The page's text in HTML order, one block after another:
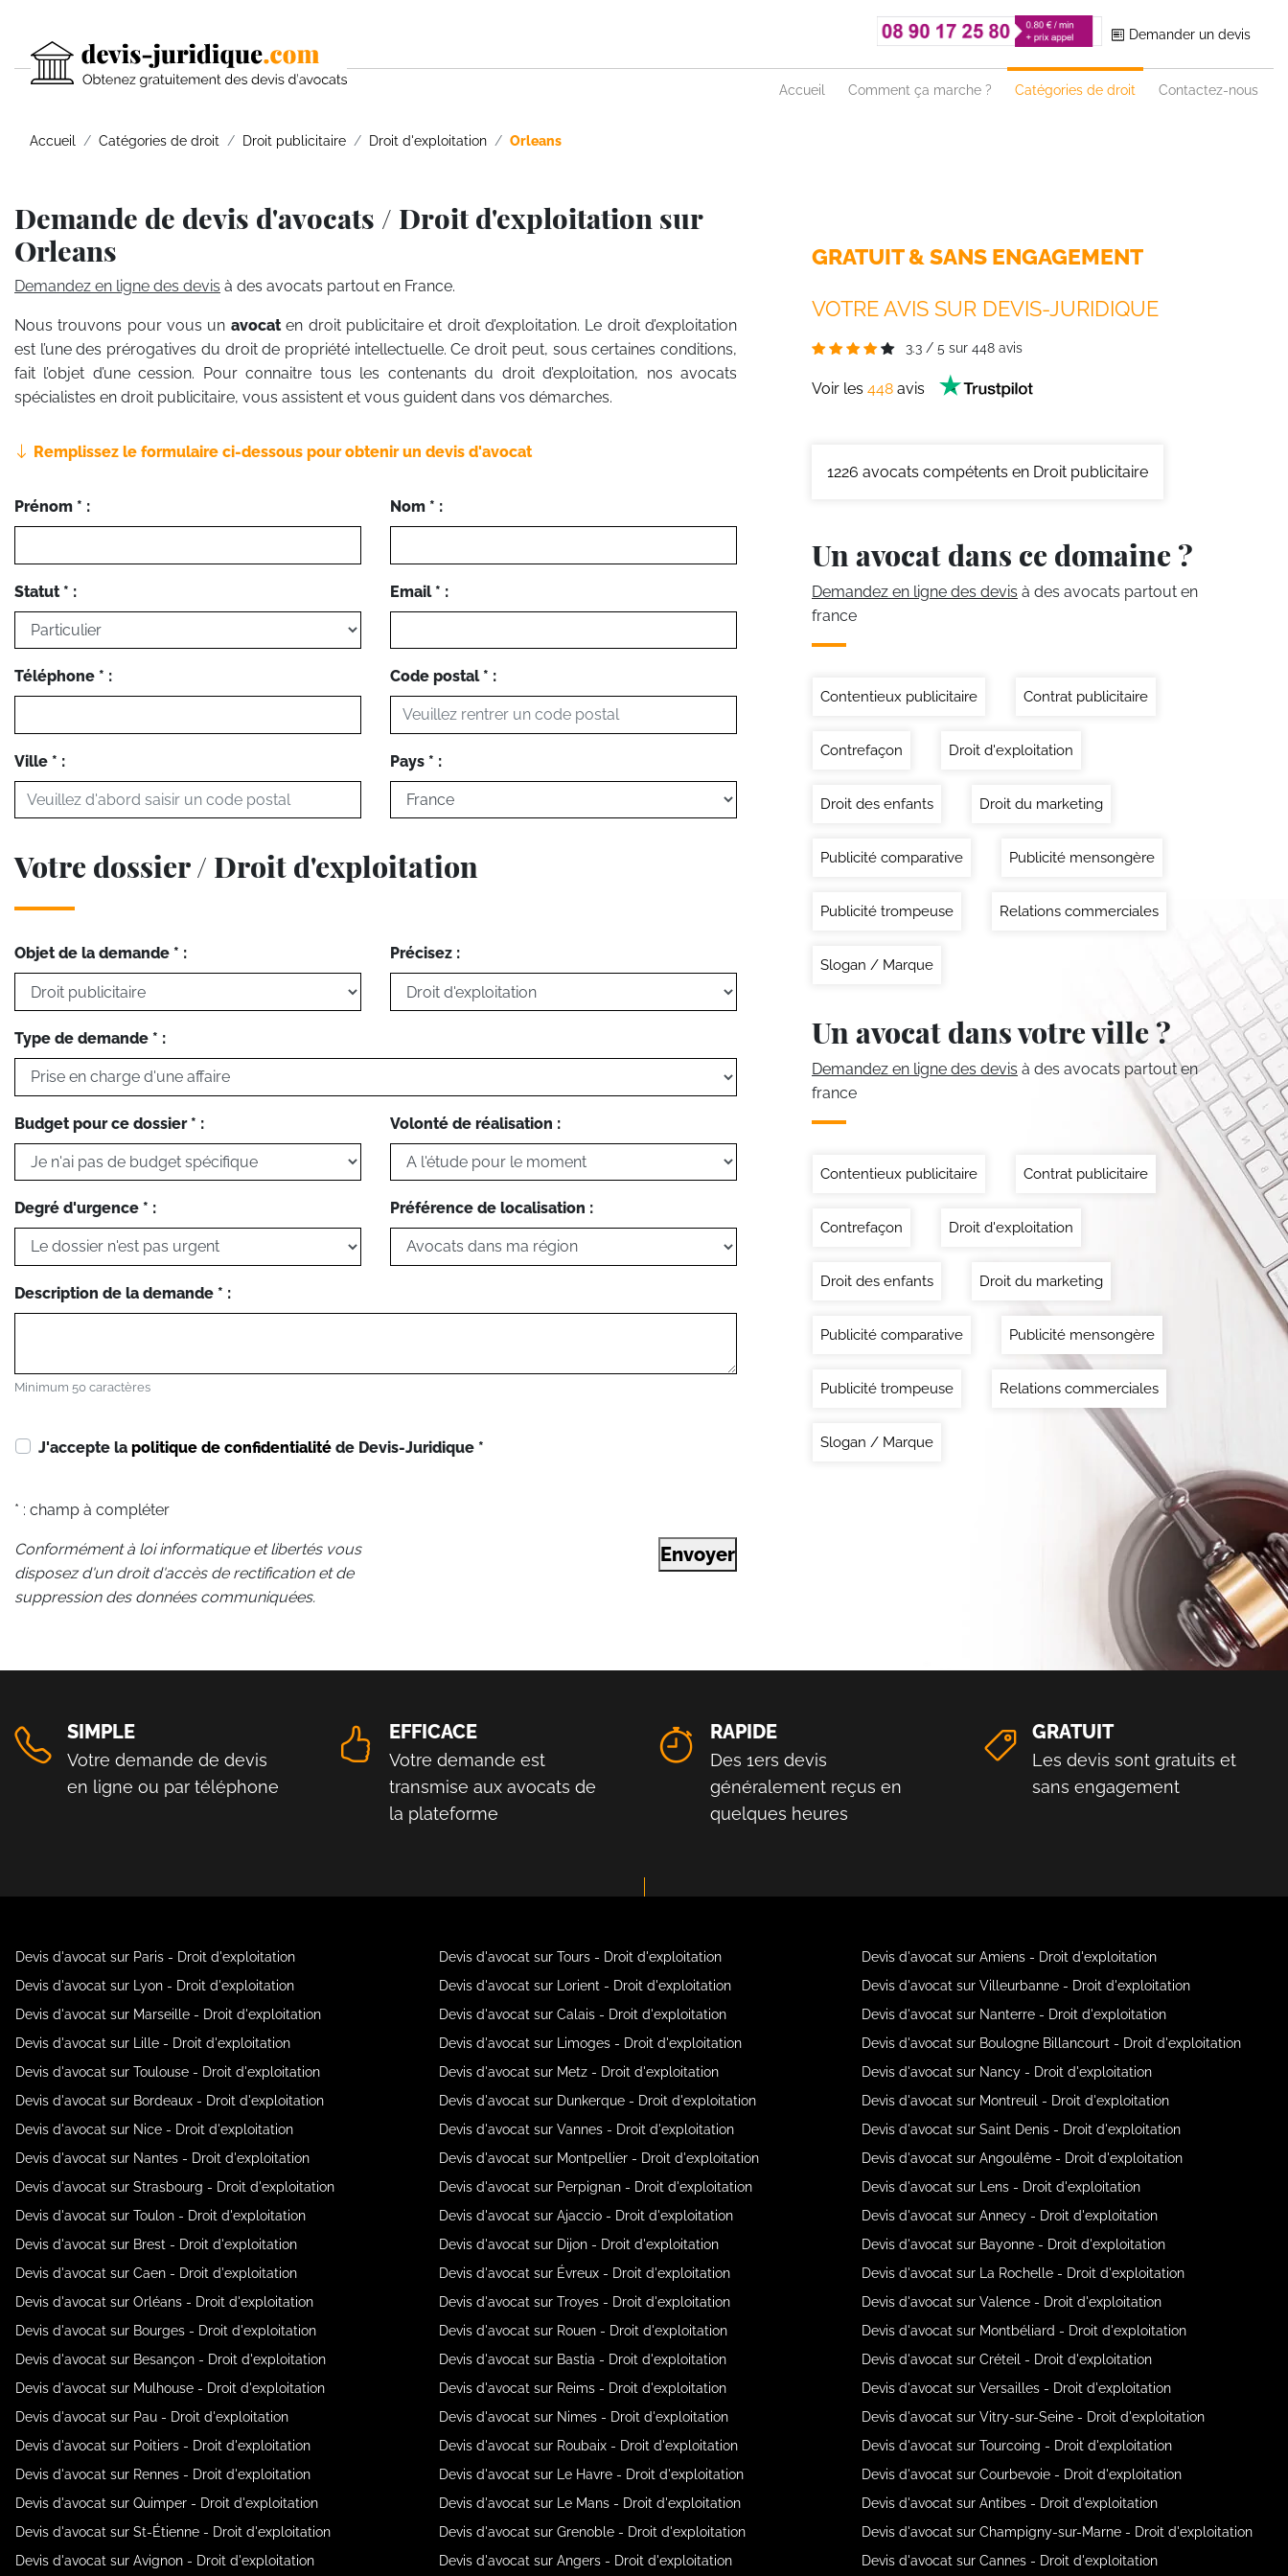
Demander un devis
Accueil Comment ça marche ? Catégories de droit Contactez-nous
Accueil Catégories de droit Droit publicitaire Droit d'exploitation Orleans
Demande de devis d'avocats / Droit d'exploitation sur
Orleans
Demandez en ligne des devis à des avocats partout en France.
Nous trouvons pour vous un avocaten droit publicitaire et droit d’exploitation. Le droit d’exploitation
est l’une des prérogatives du droit de propriété intellectuelle. Ce droit peut, sous certaines conditions,
fait l’objet d’une cession. Pour connaitre tous les contenants du droit d’exploitation, nos avocats
spécialistes en droit publicitaire, vous assistent et vous guident dans vos démarches.
Remplissez le formulaire ci-dessous pour obtenir un devis d'avocat
Prénom * : Nom * :
Statut * : Email * :
Téléphone * : Code postal * :
Ville * : Pays * :
Votre dossier / Droit d'exploitation
Objet de la demande * : Précisez :
Type de demande * :
Budget pour ce dossier * : Volonté de réalisation :
Degré d'urgence * : Préférence de localisation :
Description de la demande * :
Minimum 50 caractères
J'accepte la politique de confidentialité de Devis-Juridique *
* : champ à compléter
Conformément à loi informatique et libertés vous
disposez d'un droit d'accès de rectification et de
suppression des données communiquées.
Envoyer
GRATUIT & SANS ENGAGEMENT
VOTRE AVIS SUR DEVIS-JURIDIQUE
3.3 / 5 sur 448 avis
Voir les 448 avis
1226 avocats compétents en Droit publicitaire
Un avocat dans ce domaine ?
Demandez en ligne des devis à des avocats partout en
france
Contentieux publicitaire Contrat publicitaire
Contrefaçon Droit d'exploitation
Droit des enfants Droit du marketing
Publicité comparative Publicité mensongère
Publicité trompeuse Relations commerciales
Slogan / Marque
Un avocat dans votre ville ?
Demandez en ligne des devis à des avocats partout en
france
Contentieux publicitaire Contrat publicitaire
Contrefaçon Droit d'exploitation
Droit des enfants Droit du marketing
Publicité comparative Publicité mensongère
Publicité trompeuse Relations commerciales
Slogan / Marque
SIMPLE
Votre demande de devis
en ligne ou par téléphone
EFFICACE
Votre demande est
transmise aux avocats de
la plateforme
RAPIDE
Des 1ers devis
généralement reçus en
quelques heures
GRATUIT
Les devis sont gratuits et
sans engagement
Devis d'avocat sur Paris - Droit d'exploitation
Devis d'avocat sur Lyon - Droit d'exploitation
Devis d'avocat sur Marseille - Droit d'exploitation
Devis d'avocat sur Lille - Droit d'exploitation
Devis d'avocat sur Toulouse - Droit d'exploitation
Devis d'avocat sur Bordeaux - Droit d'exploitation
Devis d'avocat sur Nice - Droit d'exploitation
Devis d'avocat sur Nantes - Droit d'exploitation
Devis d'avocat sur Strasbourg - Droit d'exploitation
Devis d'avocat sur Toulon - Droit d'exploitation
Devis d'avocat sur Brest - Droit d'exploitation
Devis d'avocat sur Caen - Droit d'exploitation
Devis d'avocat sur Orléans - Droit d'exploitation
Devis d'avocat sur Bourges - Droit d'exploitation
Devis d'avocat sur Besançon - Droit d'exploitation
Devis d'avocat sur Mulhouse - Droit d'exploitation
Devis d'avocat sur Pau - Droit d'exploitation
Devis d'avocat sur Poitiers - Droit d'exploitation
Devis d'avocat sur Rennes - Droit d'exploitation
Devis d'avocat sur Quimper - Droit d'exploitation
Devis d'avocat sur St-Étienne - Droit d'exploitation
Devis d'avocat sur Avignon - Droit d'exploitation
Devis d'avocat sur Tours - Droit d'exploitation
Devis d'avocat sur Lorient - Droit d'exploitation
Devis d'avocat sur Calais - Droit d'exploitation
Devis d'avocat sur Limoges - Droit d'exploitation
Devis d'avocat sur Metz - Droit d'exploitation
Devis d'avocat sur Dunkerque - Droit d'exploitation
Devis d'avocat sur Vannes - Droit d'exploitation
Devis d'avocat sur Montpellier - Droit d'exploitation
Devis d'avocat sur Perpignan - Droit d'exploitation
Devis d'avocat sur Ajaccio - Droit d'exploitation
Devis d'avocat sur Dijon - Droit d'exploitation
Devis d'avocat sur Évreux - Droit d'exploitation
Devis d'avocat sur Troyes - Droit d'exploitation
Devis d'avocat sur Rouen - Droit d'exploitation
Devis d'avocat sur Bastia - Droit d'exploitation
Devis d'avocat sur Reims - Droit d'exploitation
Devis d'avocat sur Nimes - Droit d'exploitation
Devis d'avocat sur Roubaix - Droit d'exploitation
Devis d'avocat sur Le Havre - Droit d'exploitation
Devis d'avocat sur Le Mans - Droit d'exploitation
Devis d'avocat sur Grenoble - Droit d'exploitation
Devis d'avocat sur Angers - Droit d'exploitation
Devis d'avocat sur Amiens - Droit d'exploitation
Devis d'avocat sur Villeurbanne - Droit d'exploitation
Devis d'avocat sur Nanterre - Droit d'exploitation
Devis d'avocat sur Boulogne Billancourt - Droit d'exploitation
Devis d'avocat sur Nancy - Droit d'exploitation
Devis d'avocat sur Montreuil - Droit d'exploitation
Devis d'avocat sur Saint Denis - Droit d'exploitation
Devis d'avocat sur Angoulême - Droit d'exploitation
Devis d'avocat sur Lens - Droit d'exploitation
Devis d'avocat sur Annecy - Droit d'exploitation
Devis d'avocat sur Bayonne - Droit d'exploitation
Devis d'avocat sur La Rochelle - Droit d'exploitation
Devis d'avocat sur Valence - Droit d'exploitation
Devis d'avocat sur Montbéliard - Droit d'exploitation
Devis d'avocat sur Créteil - Droit d'exploitation
Devis d'avocat sur Versailles - Droit d'exploitation
Devis d'avocat sur Vitry-sur-Seine - Droit d'exploitation
Devis d'avocat sur Tourcoing - Droit d'exploitation
Devis d'avocat sur Courbevoie - Droit d'exploitation
Devis d'avocat sur Antibes - Droit d'exploitation
Devis d'avocat sur Champigny-sur-Marne - Droit d'exploitation
Devis d'avocat sur Cannes - Droit d'exploitation